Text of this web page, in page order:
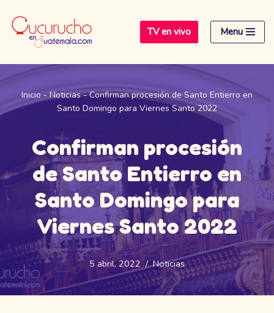
Saltar
contenido
TV en vivo Menu
Inicio-Noticias-Confirman procesión de Santo Entierro en
Santo Domingo para Viernes Santo 2022
Confirman procesión
de Santo Entierro en
Santo Domingo para
Viernes Santo 2022
5 abril, 2022 Noticias